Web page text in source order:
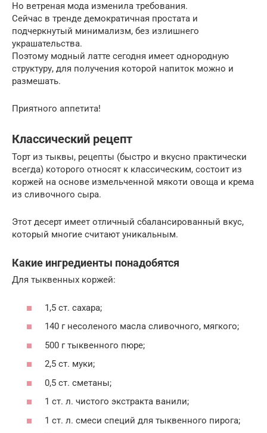
Но ветреная мода изменила требования.
Сейчас в тренде демократичная простата и
подчеркнутый минимализм, без излишнего
украшательства.
Поэтому модный латте сегодня имеет однородную
структуру, для получения которой напиток можно и
размешать.
Приятного аппетита!
Классический рецепт
Торт из тыквы, рецепты (быстро и вкусно практически
всегда) которого относят к классическим, состоит из
коржей на основе измельченной мякоти овоща и крема
из сливочного сыра.
Этот десерт имеет отличный сбалансированный вкус,
который многие считают уникальным.
Какие ингредиенты понадобятся
Для тыквенных коржей:
1,5 ст. сахара;
140 г несоленого масла сливочного, мягкого;
500 г тыквенного пюре;
2,5 ст. муки;
0,5 ст. сметаны;
1 ст. л. чистого экстракта ванили;
1 ст. л. смеси специй для тыквенного пирога;